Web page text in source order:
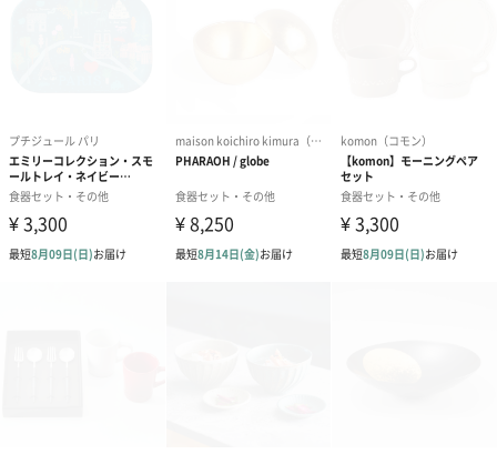
星付き有名レストランのシェフたちを魅了してきました。
その魅力は厨房を飛び出し、料理からスタイリングまで多くの分
野の人々をも魅了し続けています。